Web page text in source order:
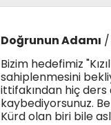
Doğrunun Adamı /
Bizim hedefimiz
sahiplenmesini
ittifakından hiç ders
kaybediyorsunuz.
Kürd olan biri bile